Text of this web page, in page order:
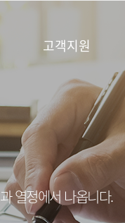
고객지원
열정에서 나옵니다.